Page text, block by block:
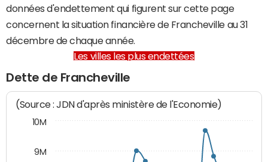
données d'endettement qui figurent sur cette page
concernent la situation financière de Francheville au 31
décembre de chaque année.
Les villes les plus endettées
Dette de Francheville
(Source : JDN d'après ministère de l'Economie)
9M
10M